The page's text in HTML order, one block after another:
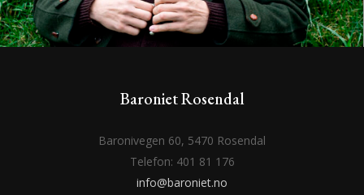
Baroniet Rosendal
Baronivegen 60, 5470 Rosendal
Telefon: 401 81 176
info@baroniet.no